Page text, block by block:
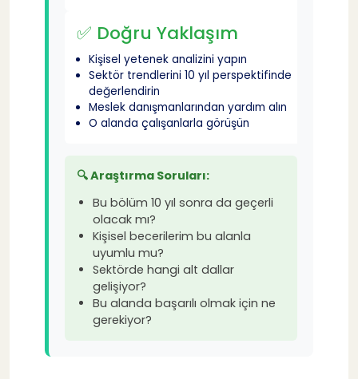
Sonuç
🎓 Başarılı Bir Gelecek İçin!
Tahmini 7 dakikalık okuma
✅ Doğru Yaklaşım
Kişisel yetenek analizini yapın
Sektör trendlerini 10 yıl perspektifinde
değerlendirin
Meslek danışmanlarından yardım alın
O alanda çalışanlarla görüşün
🔍 Araştırma Soruları:
Bu bölüm 10 yıl sonra da geçerli
olacak mı?
Kişisel becerilerim bu alanla
uyumlu mu?
Sektörde hangi alt dallar
gelişiyor?
Bu alanda başarılı olmak için ne
gerekiyor?